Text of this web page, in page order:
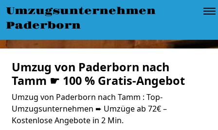
Umzugsunternehmen
Paderborn
Umzug von Paderborn nach
Tamm ☛ 100 % Gratis-Angebot
Umzug von Paderborn nach Tamm : Top-
Umzugsunternehmen ➨ Umzüge ab 72€ –
Kostenlose Angebote in 2 Min.